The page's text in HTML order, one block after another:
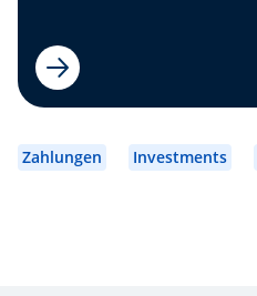
Zahlungen Investments